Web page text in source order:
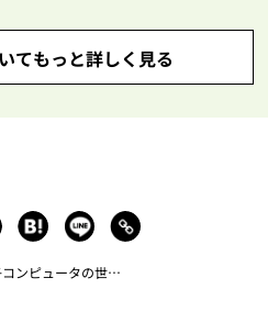
てもっと詳しく見る
ュータの世界第一人者